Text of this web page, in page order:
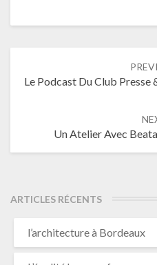
Le Podcast Du Club
Un Atelier Avec
ARTICLES RÉCENTS
l’architecture à Bordeaux